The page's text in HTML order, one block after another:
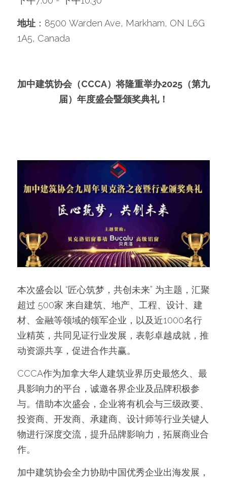
地址 ：8500 Warden Ave, Markham, ON L6G
1A5, Canada
加中建筑协会（CCCA）将隆重举办2025（第九
届）年度盛会暨颁奖典礼！
本次盛会以 “匠心筑梦，共创未来” 为主题，汇聚
超过 500家 来自建筑、地产、工程、设计、建
材、金融等领域的领军企业，以及近1000名行
业精英，共同见证行业发展，表彰卓越成就，推
动资源共享，促进合作共赢。
CCCA作为加拿大华人建筑业界历史最悠久、最
具影响力的平台，诚邀各界企业及品牌积极参
与。借助本次盛会，企业将有机会与三级政要、
投资商、开发商、承建商、设计师等行业关键人
物进行深度交流，提升品牌影响力，拓展商业合
作。
加中建筑协会全力协助中国优秀企业出海发展，